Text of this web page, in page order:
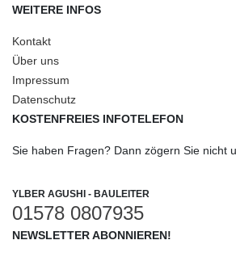
WEITERE INFOS
Kontakt
Über uns
Impressum
Datenschutz
KOSTENFREIES INFOTELEFON
Sie haben Fragen? Dann zögern Sie nicht
YLBER AGUSHI - BAULEITER
01578 0807935
NEWSLETTER ABONNIEREN!